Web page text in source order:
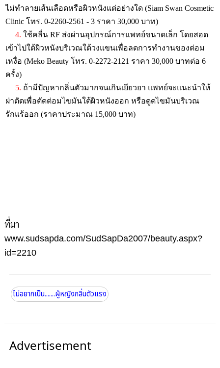
ไม่ทำลายเส้นเลือดหรือผิวหนังแต่อย่างใด (Siam Swan Cosmetic
Clinic โทร. 0-2260-2561 - 3 ราคา 30,000 บาท)
4. ใช้คลื่น RF ส่งผ่านอุปกรณ์การแพทย์ขนาดเล็ก โดยสอด
เข้าไปใต้ผิวหนังบริเวณใต้วงแขนเพื่อลดการทำงานของต่อม
เหงื่อ (Meko Beauty โทร. 0-2272-2121 ราคา 30,000 บาทต่อ 6
ครั้ง)
5. ถ้ามีปัญหากลิ่นตัวมากจนเกินเยียวยา แพทย์จะแนะนำให้
ผ่าตัดเพื่อตัดต่อมไขมันใต้ผิวหนังออก หรือดูดไขมันบริเวณ
รักแร้ออก (ราคาประมาณ 15,000 บาท)
ที่มา
www.sudsapda.com/SudSapDa2007/beauty.aspx?
id=2210
ไม่อยากเป็น.......ผู้หญิงกลิ่นตัวแรง
Advertisement